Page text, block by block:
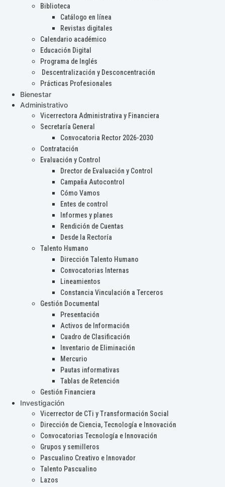
Biblioteca
Catálogo en línea
Revistas digitales
Calendario académico
Educación Digital
Programa de Inglés
Descentralización y Desconcentración
Prácticas Profesionales
Bienestar
Administrativo
Vicerrectora Administrativa y Financiera
Secretaría General
Convocatoria Rector 2026-2030
Contratación
Evaluación y Control
Drector de Evaluación y Control
Campaña Autocontrol
Cómo Vamos
Entes de control
Informes y planes
Rendición de Cuentas
Desde la Rectoría
Talento Humano
Dirección Talento Humano
Convocatorias Internas
Lineamientos
Constancia Vinculación a Terceros
Gestión Documental
Presentación
Activos de Información
Cuadro de Clasificación
Inventario de Eliminación
Mercurio
Pautas informativas
Tablas de Retención
Gestión Financiera
Investigación
Vicerrector de CTi y Transformación Social
Dirección de Ciencia, Tecnología e Innovación
Convocatorias Tecnología e Innovación
Grupos y semilleros
Pascualino Creativo e Innovador
Talento Pascualino
Lazos